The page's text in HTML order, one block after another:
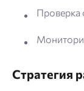
Проверка
Стратегия